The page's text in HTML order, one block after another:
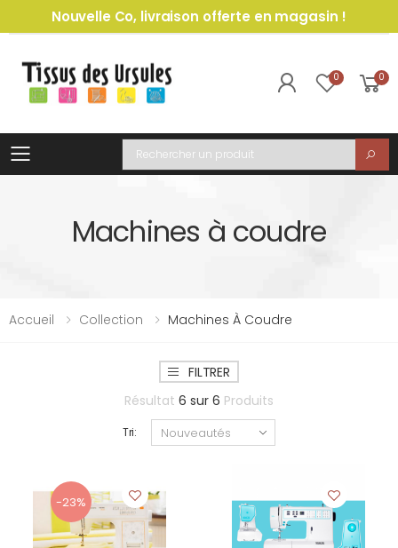
Nouvelle Co, livraison offerte en magasin !
0 0
Toggle mobile menu
Recherche
Machines à coudre
Accueil Collection Machines À Coudre
FILTRER
Résultat 6 sur 6 Produits
Tri:
-23%